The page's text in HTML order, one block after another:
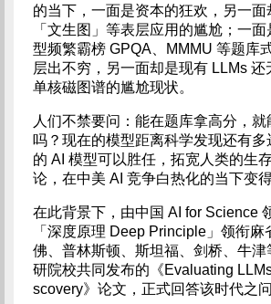
的当下，一面是资本的狂欢，另一面
「文生图」等表层应用的尴尬；一
型频繁霸榜 GPQA、MMMU 等题库
层出不穷，另一面却是现有 LLMs
单核磁图谱的尴尬现状。
人们不禁要问：能在题库拿高分，
吗？现在的模型距离科学发现还有
的 AI 模型可以胜任，拓宽人类的生
论，在中美 AI 竞争白热化的当下变得
在此背景下，由中国 AI for Science
「深度原理 Deep Principle」领衔麻
佛、普林斯顿、斯坦福、剑桥、牛津
研院校共同发布的《Evaluating
scovery》论文，正式回答该时代之问